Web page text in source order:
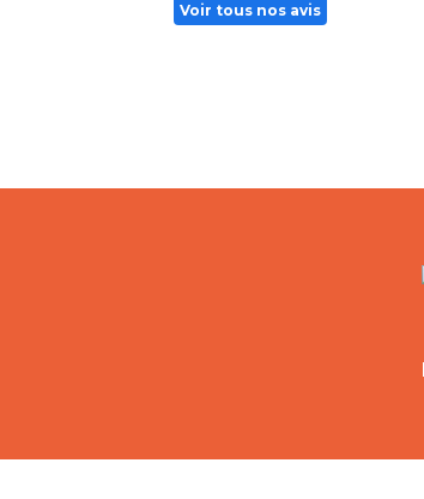
Voir tous nos avis